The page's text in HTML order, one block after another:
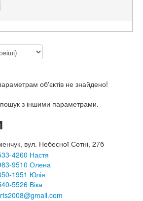
об'єктів не знайдено!
пошук з іншими параметрами.
вул. Небесної Сотні, 27б
4260 Настя
9510 Олена
1951 Юлія
5526 Віка